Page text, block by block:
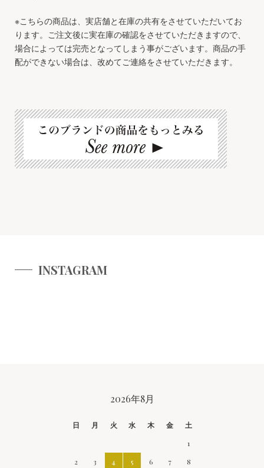
※こちらの商品は、実店舗と在庫の共有をさせていただいてお
ります。ご注文後に実在庫の確認をさせていただきますので、
場合によっては完売となってしまう事がございます。商品の手
配ができない場合は、改めてご連絡をさせていただきます。
INSTAGRAM
2026年8月
日 月 火 水 木 金
土
1
2
3 4 5 6 7
8